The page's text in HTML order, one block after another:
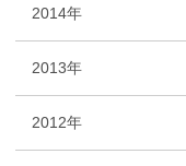
2014年
2013年
2012年